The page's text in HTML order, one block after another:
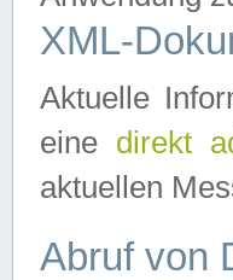
XML-
Aktuelle
eine direkt
aktuellen
Abruf von